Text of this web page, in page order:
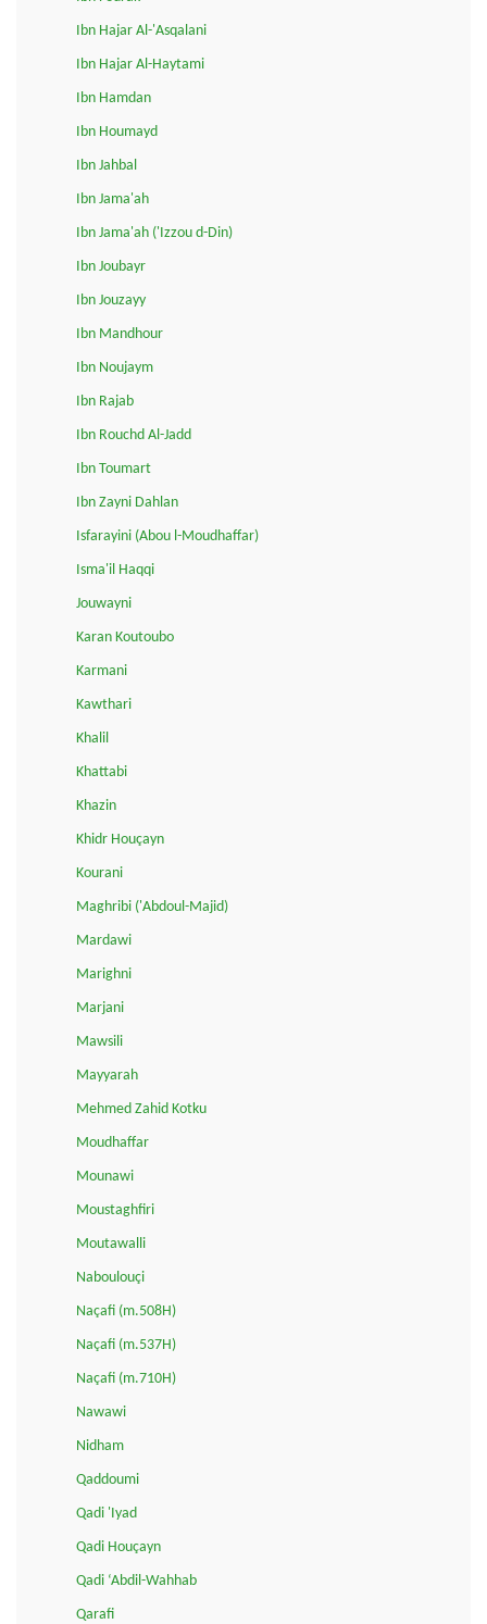
Ibn Hajar Al-'Asqalani
Ibn Hajar Al-Haytami
Ibn Hamdan
Ibn Houmayd
Ibn Jahbal
Ibn Jama'ah
Ibn Jama'ah ('Izzou d-Din)
Ibn Joubayr
Ibn Jouzayy
Ibn Mandhour
Ibn Noujaym
Ibn Rajab
Ibn Rouchd Al-Jadd
Ibn Toumart
Ibn Zayni Dahlan
Isfarayini (Abou l-Moudhaffar)
Isma'il Haqqi
Jouwayni
Karan Koutoubo
Karmani
Kawthari
Khalil
Khattabi
Khazin
Khidr Houçayn
Kourani
Maghribi ('Abdoul-Majid)
Mardawi
Marighni
Marjani
Mawsili
Mayyarah
Mehmed Zahid Kotku
Moudhaffar
Mounawi
Moustaghfiri
Moutawalli
Naboulouçi
Naçafi (m.508H)
Naçafi (m.537H)
Naçafi (m.710H)
Nawawi
Nidham
Qaddoumi
Qadi 'Iyad
Qadi Houçayn
Qadi ‘Abdil-Wahhab
Qarafi